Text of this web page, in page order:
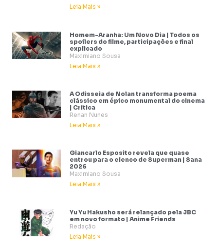
Leia Mais »
Homem-Aranha: Um Novo Dia | Todos os
spoilers do filme, participações e final
explicado
Maximiano Sousa
Leia Mais »
A Odisseia de Nolan transforma poema
clássico em épico monumental do cinema
| Crítica
Renan Nunes
Leia Mais »
Giancarlo Esposito revela que quase
entrou para o elenco de Superman | Sana
2026
Maximiano Sousa
Leia Mais »
Yu Yu Hakusho será relançado pela JBC
em novo formato | Anime Friends
Redação
Leia Mais »